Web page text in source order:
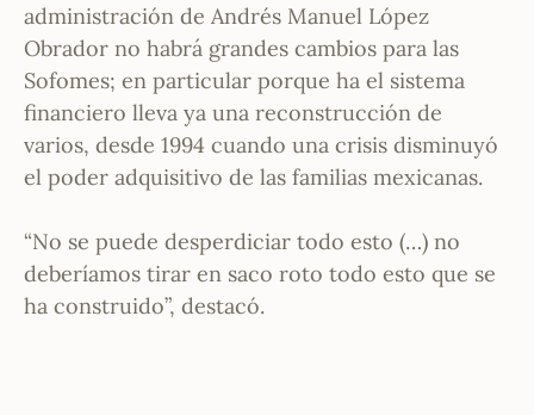
administración de Andrés Manuel López
Obrador no habrá grandes cambios para las
Sofomes; en particular porque ha el sistema
financiero lleva ya una reconstrucción de
varios, desde 1994 cuando una crisis disminuyó
el poder adquisitivo de las familias mexicanas.
“No se puede desperdiciar todo esto (…) no
deberíamos tirar en saco roto todo esto que se
ha construido”, destacó.